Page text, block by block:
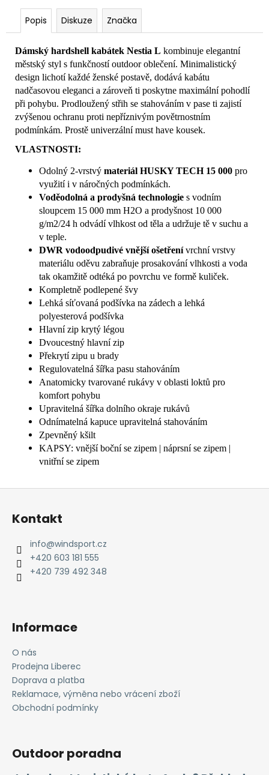
Popis Diskuze Značka
Dámský hardshell kabátek Nestia L kombinuje elegantní
městský styl s funkčností outdoor oblečení. Minimalistický
design lichotí každé ženské postavě, dodává kabátu
nadčasovou eleganci a zároveň ti poskytne maximální pohodlí
při pohybu. Prodloužený střih se stahováním v pase ti zajistí
zvýšenou ochranu proti nepříznivým povětrnostním
podmínkám. Prostě univerzální must have kousek.
VLASTNOSTI:
Odolný 2-vrstvý materiál HUSKY TECH 15 000 pro
využití i v náročných podmínkách.
Voděodolná a prodyšná technologie s vodním
sloupcem 15 000 mm H2O a prodyšnost 10 000
g/m2/24 h odvádí vlhkost od těla a udržuje tě v suchu a
v teple.
DWR vodoodpudivé vnější ošetřenívrchní vrstvy
materiálu oděvu zabraňuje prosakování vlhkosti a voda
tak okamžitě odtéká po povrchu ve formě kuliček.
Kompletně podlepené švy
Lehká síťovaná podšívka na zádech a lehká
polyesterová podšívka
Hlavní zip krytý légou
Dvoucestný hlavní zip
Překrytí zipu u brady
Regulovatelná šířka pasu stahováním
Anatomicky tvarované rukávy v oblasti loktů pro
komfort pohybu
Upravitelná šířka dolního okraje rukávů
Odnímatelná kapuce upravitelná stahováním
Zpevněný kšilt
KAPSY: vnější boční se zipem | náprsní se zipem |
vnitřní se zipem
Z
Kontakt
info@windsport.cz
+420 603 181 555
+420 739 492 348
Informace
O nás
Prodejna Liberec
Doprava a platba
Reklamace, výměna nebo vrácení zboží
Obchodní podmínky
Outdoor poradna